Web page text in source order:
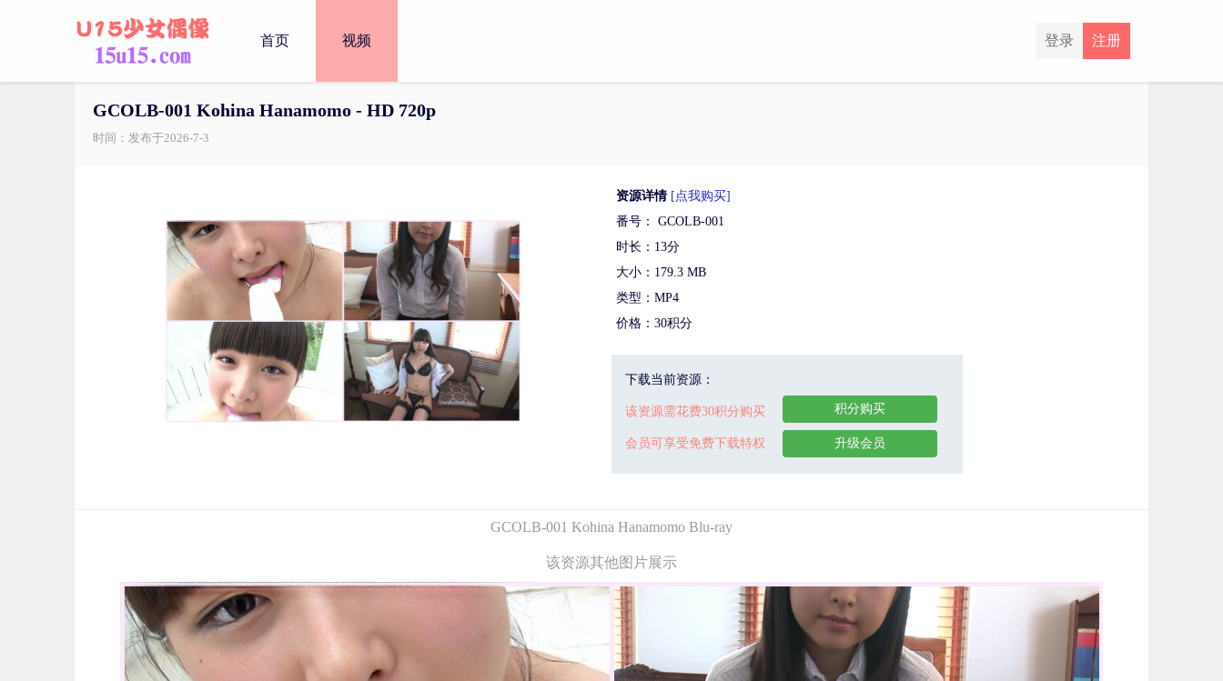
注册
登录
首页 视频
GCOLB-001 Kohina Hanamomo - HD 720p
时间：发布于2026-7-3
资源详情 [点我购买]
番号： GCOLB-001
时长：13分
大小：179.3 MB
类型：MP4
价格：30积分
下载当前资源：
该资源需花费30积分购买
会员可享受免费下载特权
积分购买
升级会员
GCOLB-001 Kohina Hanamomo Blu-ray
该资源其他图片展示